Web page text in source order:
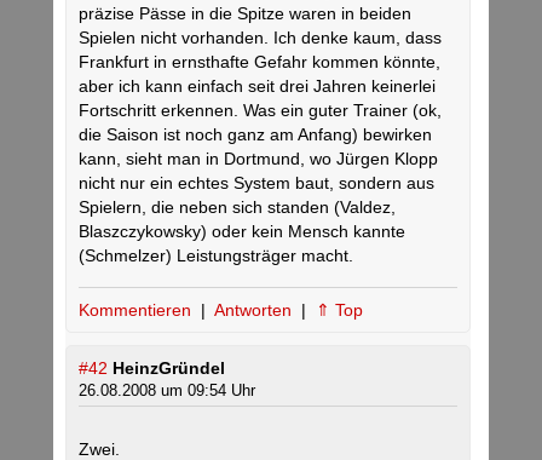
präzise Pässe in die Spitze waren in beiden
Spielen nicht vorhanden. Ich denke kaum, dass
Frankfurt in ernsthafte Gefahr kommen könnte,
aber ich kann einfach seit drei Jahren keinerlei
Fortschritt erkennen. Was ein guter Trainer (ok,
die Saison ist noch ganz am Anfang) bewirken
kann, sieht man in Dortmund, wo Jürgen Klopp
nicht nur ein echtes System baut, sondern aus
Spielern, die neben sich standen (Valdez,
Blaszczykowsky) oder kein Mensch kannte
(Schmelzer) Leistungsträger macht.
Kommentieren | Antworten | ⇑ Top
#42 HeinzGründel
26.08.2008 um 09:54 Uhr
Zwei.